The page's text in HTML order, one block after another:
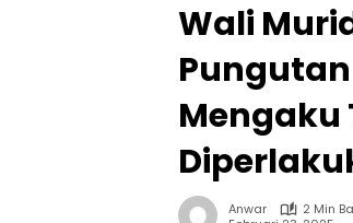
Wali
Mengaku
Anwar
2 Min